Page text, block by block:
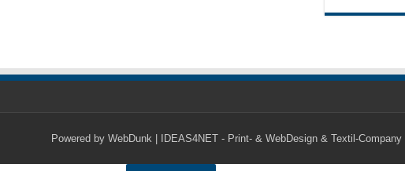
Powered by WebDunk | IDEAS4NET - Print- & WebDesign & Textil-Company